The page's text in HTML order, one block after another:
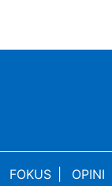
FOKUS OPINI